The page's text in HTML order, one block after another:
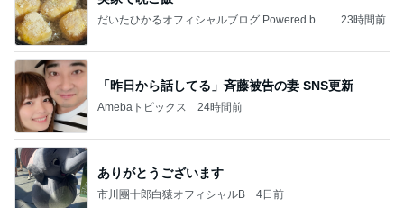
だいたひかるオフィシャルブログ Powered by
23時間前
「昨日から話してる」斉藤被告の妻 SNS更新
Amebaトピックス 24時間前
ありがとうございます
市川團十郎白猿オフィシャルB 4日前